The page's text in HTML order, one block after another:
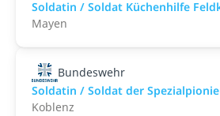
Soldatin / Soldat Küchenhilfe
Mayen
Bundeswehr
Soldatin / Soldat der
Koblenz